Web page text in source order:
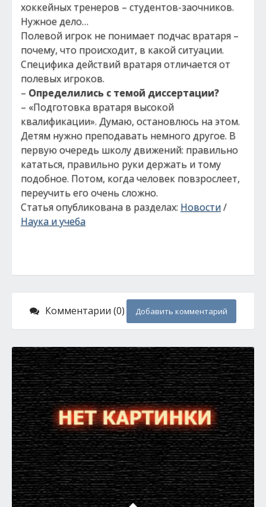
хоккейных тренеров – студентов-заочников.
Нужное дело…
Полевой игрок не понимает подчас вратаря –
почему, что происходит, в какой ситуации.
Специфика действий вратаря отличается от
полевых игроков.
– Определились с темой диссертации?
– «Подготовка вратаря высокой
квалификации». Думаю, остановлюсь на этом.
Детям нужно преподавать немного другое. В
первую очередь школу движений: правильно
кататься, правильно руки держать и тому
подобное. Потом, когда человек повзрослеет,
переучить его очень сложно.
Статья опубликована в разделах: Новости/
Наука и учеба
Комментарии (0) Добавить комментарий